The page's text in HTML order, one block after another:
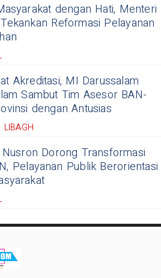
dengan Hati, Menteri
Reformasi Pelayanan
Akreditasi, MI Darussalam
Sambut Tim Asesor BAN-
dengan Antusias
LIBAGH
Dorong Transformasi
Pelayanan Publik Berorientasi